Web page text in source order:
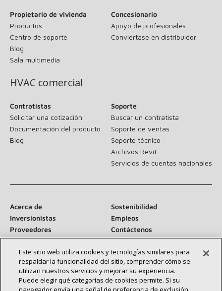
Propietario de vivienda
Productos
Centro de soporte
Blog
Sala multimedia
Concesionario
Apoyo de profesionales
Conviértase en distribuidor
HVAC comercial
Contratistas
Solicitar una cotización
Documentación del producto
Blog
Soporte
Buscar un contratista
Soporte de ventas
Soporte técnico
Archivos Revit
Servicios de cuentas nacionales
Acerca de
Sostenibilidad
Inversionistas
Empleos
Proveedores
Contáctenos
Sala de prensa
Conéctese con nosotros:
Este sitio web utiliza cookies y tecnologías similares para
respaldar la funcionalidad del sitio, comprender cómo se
utilizan nuestros servicios y mejorar su experiencia.
Puede elegir qué categorías de cookies permite. Si su